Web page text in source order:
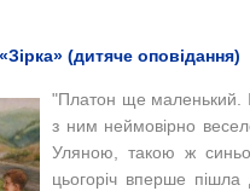
(дитяче оповідання)
"Платон ще маленький.
з ним неймовірно
Уляною, такою ж
цьогоріч вперше